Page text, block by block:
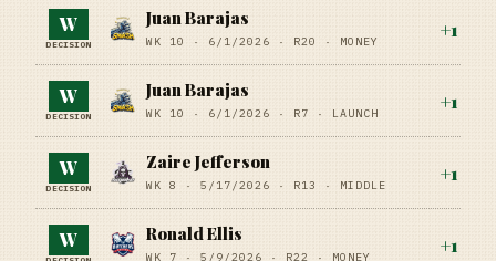
W
DECISION
Juan Barajas
WK 10 · 6/1/2026 · R20 · MONEY
+1
W
DECISION
Juan Barajas
WK 10 · 6/1/2026 · R7 · LAUNCH
+1
W
DECISION
Zaire Jefferson
WK 8 · 5/17/2026 · R13 · MIDDLE
+1
W Ronald Ellis
WK 7 · 5/9/2026 · R22 · MONEY
+1